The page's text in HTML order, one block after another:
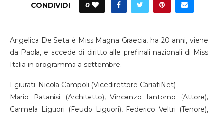
CONDIVIDI 0
Angelica De Seta è Miss Magna Graecia, ha 20 anni, viene
da Paola, e accede di diritto alle prefinali nazionali di Miss
Italia in programma a settembre.
I giurati: Nicola Campoli (Vicedirettore CariatiNet)
Mario Patanisi (Architetto), Vincenzo Iantorno (Attore),
Carmela Liguori (Feudo Liguori), Federico Veltri (Tenore),